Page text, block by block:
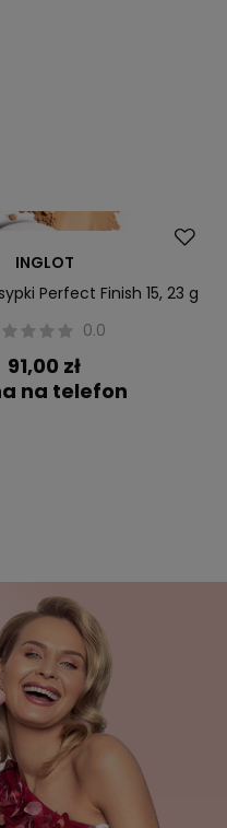
INGLOT
Perfect Finish 15, 23 g
0.0
91,00 zł
na telefon